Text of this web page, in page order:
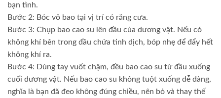
bạn tình.
Bước 2: Bóc vỏ bao tại vị trí có răng cưa.
Bước 3: Chụp bao cao su lên đầu của dương vật. Nếu có
không khí bên trong đầu chứa tinh dịch, bóp nhẹ để đẩy hết
không khí ra.
Bước 4: Dùng tay vuốt chậm, đều bao cao su từ đầu xuống
cuối dương vật. Nếu bao cao su không tuột xuống dễ dàng,
nghĩa là bạn đã đeo không đúng chiều, nên bỏ và thay thế